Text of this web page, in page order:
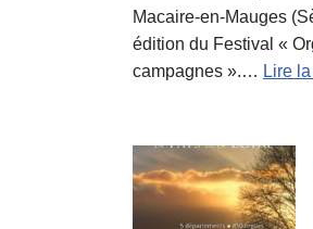
Macaire-en-Mauges
édition du Festival «
campagnes ».… Lire